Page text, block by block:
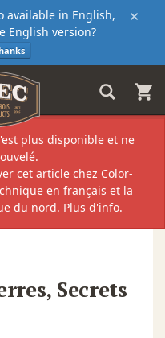
×
available in English,
English version?
plus disponible et ne
cet article chez Color-
en français et la
du nord. Plus d'info.
Secrets